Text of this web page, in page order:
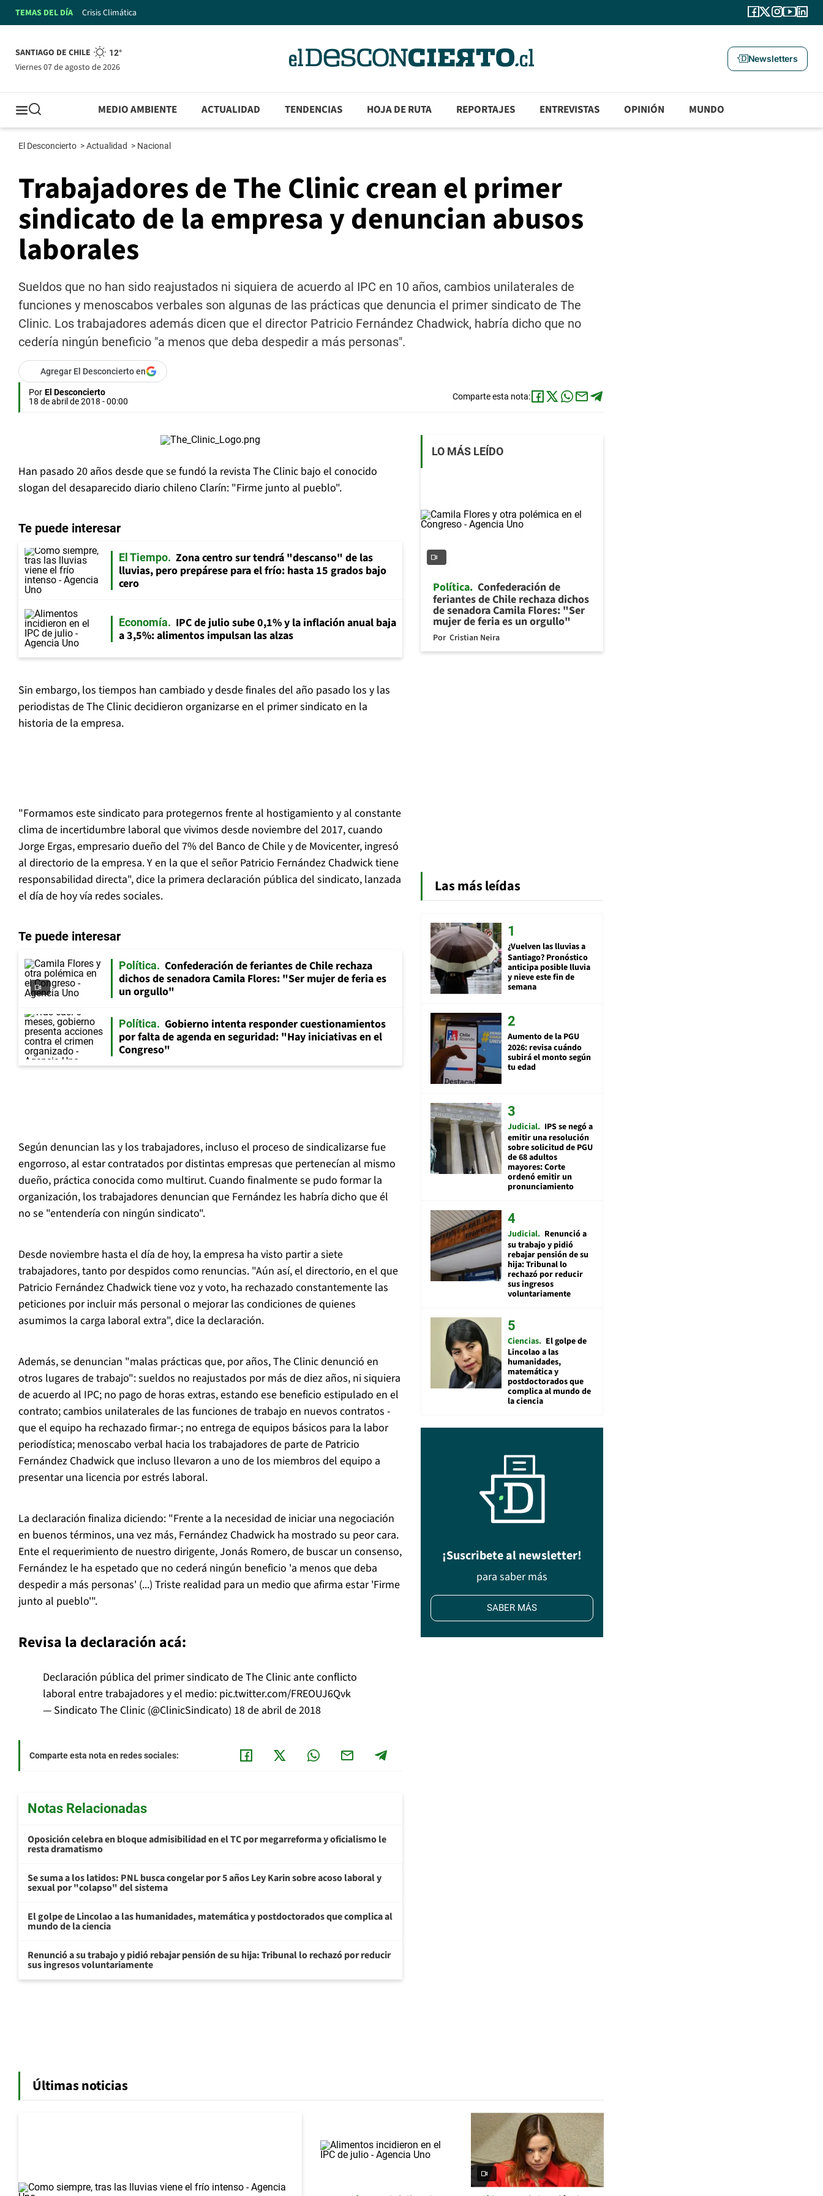
TEMAS DEL DÍA Crisis Climática
SANTIAGO DE CHILE 12°
viernes 07 de agosto de 2026
Newsletters
MEDIO AMBIENTE ACTUALIDAD TENDENCIAS HOJA DE RUTA REPORTAJES ENTREVISTAS OPINIÓN MUNDO
El Desconcierto >Actualidad > Nacional
Trabajadores de The Clinic crean el primer
sindicato de la empresa y denuncian abusos
laborales
Sueldos que no han sido reajustados ni siquiera de acuerdo al IPC en 10 años, cambios unilaterales de
funciones y menoscabos verbales son algunas de las prácticas que denuncia el primer sindicato de The
Clinic. Los trabajadores además dicen que el director Patricio Fernández Chadwick, habría dicho que no
cedería ningún beneficio "a menos que deba despedir a más personas".
Agregar El Desconcierto en
Por El Desconcierto
18 de abril de 2018 - 00:00
Comparte esta nota:
Han pasado 20 años desde que se fundó la revista The Clinic bajo el conocido
slogan del desaparecido diario chileno Clarín: "Firme junto al pueblo".
Te puede interesar
El Tiempo
Zona centro sur tendrá "descanso" de las
lluvias, pero prepárese para el frío: hasta 15 grados bajo
cero
Economía
IPC de julio sube 0,1% y la inflación anual baja
a 3,5%: alimentos impulsan las alzas
Sin embargo, los tiempos han cambiado y desde finales del año pasado los y las
periodistas de The Clinic decidieron organizarse en el primer sindicato en la
historia de la empresa.
"Formamos este sindicato para protegernos frente al hostigamiento y al constante
clima de incertidumbre laboral que vivimos desde noviembre del 2017, cuando
Jorge Ergas, empresario dueño del 7% del Banco de Chile y de Movicenter, ingresó
al directorio de la empresa. Y en la que el señor Patricio Fernández Chadwick tiene
responsabilidad directa", dice la primera declaración pública del sindicato, lanzada
el día de hoy vía redes sociales.
Te puede interesar
Política
Confederación de feriantes de Chile rechaza
dichos de senadora Camila Flores: "Ser mujer de feria es
un orgullo"
Política
Gobierno intenta responder cuestionamientos
por falta de agenda en seguridad: "Hay iniciativas en el
Congreso"
Según denuncian las y los trabajadores, incluso el proceso de sindicalizarse fue
engorroso, al estar contratados por distintas empresas que pertenecían al mismo
dueño, práctica conocida como multirut. Cuando finalmente se pudo formar la
organización, los trabajadores denuncian que Fernández les habría dicho que él
no se "entendería con ningún sindicato".
Desde noviembre hasta el día de hoy, la empresa ha visto partir a siete
trabajadores, tanto por despidos como renuncias. "Aún así, el directorio, en el que
Patricio Fernández Chadwick tiene voz y voto, ha rechazado constantemente las
peticiones por incluir más personal o mejorar las condiciones de quienes
asumimos la carga laboral extra", dice la declaración.
Además, se denuncian "malas prácticas que, por años, The Clinic denunció en
otros lugares de trabajo": sueldos no reajustados por más de diez años, ni siquiera
de acuerdo al IPC; no pago de horas extras, estando ese beneficio estipulado en el
contrato; cambios unilaterales de las funciones de trabajo en nuevos contratos -
que el equipo ha rechazado firmar-; no entrega de equipos básicos para la labor
periodística; menoscabo verbal hacia los trabajadores de parte de Patricio
Fernández Chadwick que incluso llevaron a uno de los miembros del equipo a
presentar una licencia por estrés laboral.
La declaración finaliza diciendo: "Frente a la necesidad de iniciar una negociación
en buenos términos, una vez más, Fernández Chadwick ha mostrado su peor cara.
Ente el requerimiento de nuestro dirigente, Jonás Romero, de buscar un consenso,
Fernández le ha espetado que no cederá ningún beneficio 'a menos que deba
despedir a más personas' (...) Triste realidad para un medio que afirma estar 'Firme
junto al pueblo'".
Revisa la declaración acá:
Declaración pública del primer sindicato de The Clinic ante conflicto
laboral entre trabajadores y el medio: pic.twitter.com/FREOUJ6Qvk
— Sindicato The Clinic (@ClinicSindicato) 18 de abril de 2018
Comparte esta nota en redes sociales:
Notas Relacionadas
Oposición celebra en bloque admisibilidad en el TC por megarreforma y oficialismo le
resta dramatismo
Se suma a los latidos: PNL busca congelar por 5 años Ley Karin sobre acoso laboral y
sexual por "colapso" del sistema
El golpe de Lincolao a las humanidades, matemática y postdoctorados que complica al
mundo de la ciencia
Renunció a su trabajo y pidió rebajar pensión de su hija: Tribunal lo rechazó por reducir
sus ingresos voluntariamente
LO MÁS LEÍDO
Política Confederación de
feriantes de Chile rechaza dichos
de senadora Camila Flores: "Ser
mujer de feria es un orgullo"
Por Cristian Neira
Las más leídas
¿Vuelven las lluvias a
Santiago? Pronóstico
anticipa posible lluvia
y nieve este fin de
semana
Aumento de la PGU
2026: revisa cuándo
subirá el monto según
tu edad
Judicial IPS se negó a
emitir una resolución
sobre solicitud de PGU
de 68 adultos
mayores: Corte
ordenó emitir un
pronunciamiento
Judicial Renunció a
su trabajo y pidió
rebajar pensión de su
hija: Tribunal lo
rechazó por reducir
sus ingresos
voluntariamente
Ciencias El golpe de
Lincolao a las
humanidades,
matemática y
postdoctorados que
complica al mundo de
la ciencia
¡Suscribete al newsletter!
para saber más
SABER MÁS
Últimas noticias